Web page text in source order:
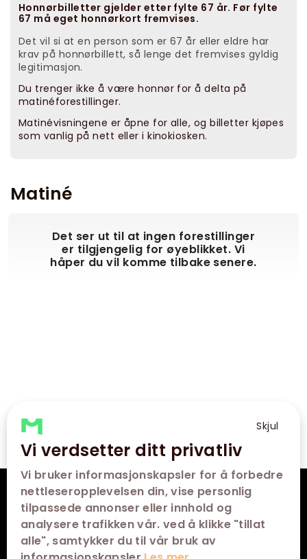
Skjul
Vi verdsetter ditt privatliv
Vi bruker informasjonskapsler for å forbedre
nettleseropplevelsen din, vise personlig
tilpassede annonser eller innhold og
analysere trafikken vår. ved å klikke "tillat
alle", samtykker du til vår bruk av
Honnørbilletter gjelder etter fylte 67 år. Før fylte
67 må eget honnørkort fremvises.
Det vil si at en person som er 67 år eller eldre har
krav på honnørbillett, så lenge det fremvises gyldig
legitimasjon.
Du trenger ikke å være honnør for å delta på
matinéforestillinger.
Matinévisningene er åpne for alle, og billetter kjøpes
som vanlig på nett eller i kinokiosken.
Matiné
Det ser ut til at ingen forestillinger
er tilgjengelig for øyeblikket. Vi
håper du vil komme tilbake senere.
VÅRE KINOER
SNARVEIER